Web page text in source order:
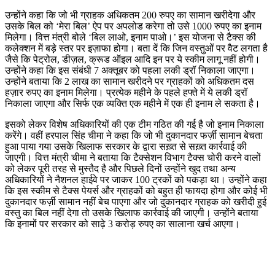
उन्होंने कहा कि जो भी ग्राहक अधिकतम 200 रुपए का सामान खरीदेगा और
उसके बिल को ‘मेरा बिल’ ऐप पर अपलोड करेगा तो उसे 1000 रुपए का इनाम
मिलेगा। वित्त मंत्री बोले ‘बिल लाओ, इनाम पाओ।’ इस योजना से टैक्स की
कलेक्शन में बड़े स्तर पर इज़ाफा होगा। बता दें कि जिन वस्तुओं पर वैट लगता है
जैसे कि पेट्रोल, डीज़ल, क्रूड ऑइल आदि इन पर ये स्कीम लागू नहीं होगी।
उन्होंने कहा कि इस संबंधी 7 अक्तूबर को पहला लकी ड्रॉ निकाला जाएगा।
उन्होंने बताया कि 2 लाख का सामान खरीदने पर ग्राहकों को अधिकतम दस
हज़ार रुपए का इनाम मिलेगा। प्रत्येक महीने के पहले हफ्ते में ये लकी ड्रॉ
निकाला जाएगा और सिर्फ एक व्यक्ति एक महीने में एक ही इनाम ले सकता है।
इसको लेकर विशेष अधिकारियों की एक टीम गठित की गई है जो इनाम निकाला
करेंगे। वहीं हरपाल सिंह चीमा ने कहा कि जो भी दुकानदार फर्ज़ी सामान बेचता
हुआ पाया गया उसके खिलाफ सरकार के द्वारा सख़्त से सख़्त कार्रवाई की
जाएगी। वित्त मंत्री चीमा ने बताया कि टैक्सेशन विभाग टैक्स चोरी करने वालों
को लेकर पूरी तरह से मुस्तैद है और पिछले दिनों उन्होंने खुद तथा अन्य
अधिकारियों ने नैशनल हाईवे पर जाकर 100 ट्रकों को पकड़ा था। उन्होंने कहा
कि इस स्कीम से टैक्स पेयर्स और ग्राहकों को बहुत ही फायदा होगा और कोई भी
दुकानदार फर्ज़ी सामान नहीं बेच पाएगा और जो दुकानदार ग्राहक को खरीदी हुई
वस्तु का बिल नहीं देगा तो उसके खिलाफ कार्रवाई की जाएगी। उन्होंने बताया
कि इनामों पर सरकार को साढ़े 3 करोड़ रुपए का सालाना खर्च आएगा।